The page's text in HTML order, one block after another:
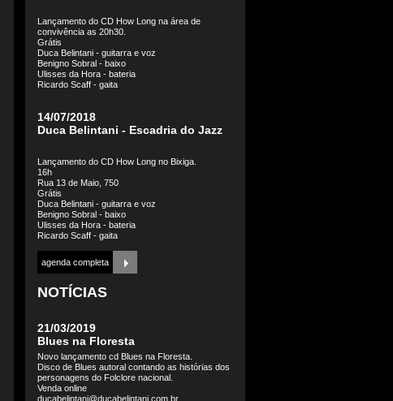
Lançamento do CD How Long na área de
convivência as 20h30.
Grátis
Duca Belintani - guitarra e voz
Benigno Sobral - baixo
Ulisses da Hora - bateria
Ricardo Scaff - gaita
14/07/2018
Duca Belintani - Escadria do Jazz
Lançamento do CD How Long no Bixiga.
16h
Rua 13 de Maio, 750
Grátis
Duca Belintani - guitarra e voz
Benigno Sobral - baixo
Ulisses da Hora - bateria
Ricardo Scaff - gaita
agenda completa
NOTÍCIAS
21/03/2019
Blues na Floresta
Novo lançamento cd Blues na Floresta.
Disco de Blues autoral contando as histórias dos
personagens do Folclore nacional.
Venda online
ducabelintani@ducabelintani.com.br